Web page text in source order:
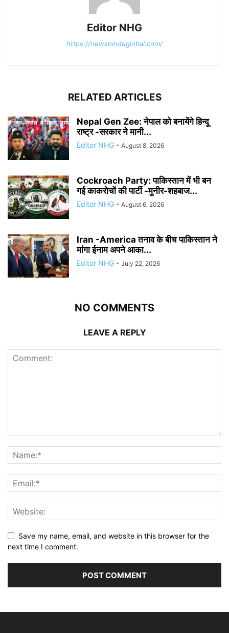
Editor NHG
https://newshinduglobal.com/
RELATED ARTICLES
Nepal Gen Zee: नेपाल को बनायेंगे हिन्दू
राष्ट्र -सरकार ने मानी...
Editor NHG - August 8, 2026
Cockroach Party: पाकिस्तान में भी बन
गई काकरोचों की पार्टी -मुनीर-शहबाज...
Editor NHG - August 6, 2026
Iran -America तनाव के बीच पाकिस्तान ने
मांगा ईनाम अपने आका...
Editor NHG - July 22, 2026
NO COMMENTS
LEAVE A REPLY
Save my name, email, and website in this browser for the
next time I comment.